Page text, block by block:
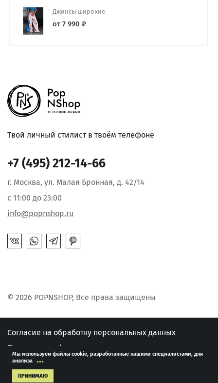
Джинсы широкие
от 7 990 ₽
Твой личный стилист в твоём телефоне
© 2026 POPNSHOP, Все права защищены
+7 (495) 212-14-66
г. Москва, ул. Малая Бронная, д. 42/14
с 11:00 до 23:00
info@popnshop.ru
Согласие на обработку персональных данных
Политика конфиденциальности
Публичная оферта
Развитие сайта -
Мы используем файлы cookie, разработанные нашими специалистами, для
анализа
...
ПРИНИМАЮ